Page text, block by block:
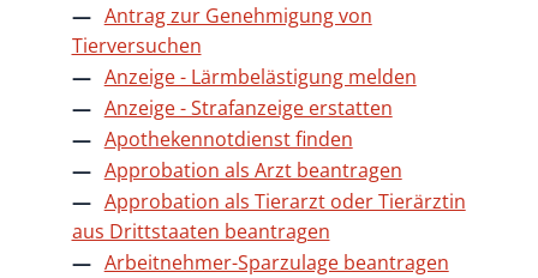
Antrag zur Genehmigung von
Tierversuchen
Anzeige - Lärmbelästigung melden
Anzeige - Strafanzeige erstatten
Apothekennotdienst finden
Approbation als Arzt beantragen
Approbation als Tierarzt oder Tierärztin
aus Drittstaaten beantragen
Arbeitnehmer-Sparzulage beantragen